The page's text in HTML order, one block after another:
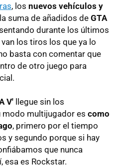
, los nuevos vehículos y
suma de añadidos de GTA
durante los últimos
los tiros los que ya lo
basta con comentar que
de otro juego para
V' llegue sin los
multijugador es como
, primero por el tiempo
y segundo porque si hay
que nunca
esa es Rockstar.